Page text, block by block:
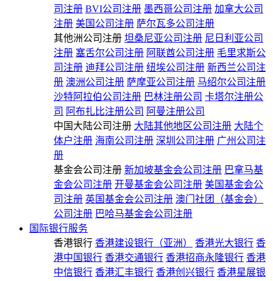
司注册 BVI公司注册 墨西哥公司注册 加拿大公司
注册 美国公司注册 萨尔瓦多公司注册
其他洲公司注册 坦桑尼亚公司注册 尼日利亚公司
注册 塞舌尔公司注册 阿联酋公司注册 毛里求斯公
司注册 迪拜公司注册 纽埃公司注册 新西兰公司注
册 澳洲公司注册 萨摩亚公司注册 马绍尔公司注册
沙特阿拉伯公司注册 巴林注册公司 卡塔尔注册公
司 阿布扎比注册公司 阿曼注册公司
中国大陆公司注册 大陆其他地区公司注册 大陆个
体户注册 海南公司注册 深圳公司注册 广州公司注
册
基金会公司注册 新加坡基金会公司注册 巴拿马基
金会公司注册 开曼基金会公司注册 美国基金会公
司注册 英国基金会公司注册 澳门社团（基金会）
公司注册 巴哈马基金会公司注册
国际银行服务
香港银行 香港建设银行（亚洲） 香港光大银行 香
港中国银行 香港交通银行 香港招商永隆银行 香港
中信银行 香港汇丰银行 香港创兴银行 香港星展银